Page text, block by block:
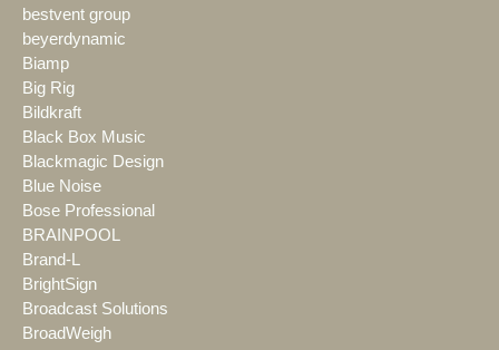
bestvent group
beyerdynamic
Biamp
Big Rig
Bildkraft
Black Box Music
Blackmagic Design
Blue Noise
Bose Professional
BRAINPOOL
Brand-L
BrightSign
Broadcast Solutions
BroadWeigh